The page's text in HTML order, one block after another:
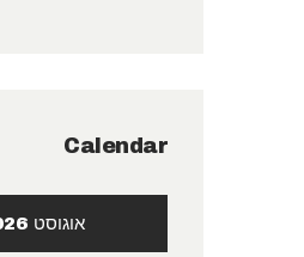
Calendar
אוגוסט 2026